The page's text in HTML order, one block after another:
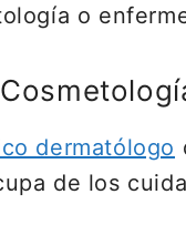
o
dermatólogo
de los